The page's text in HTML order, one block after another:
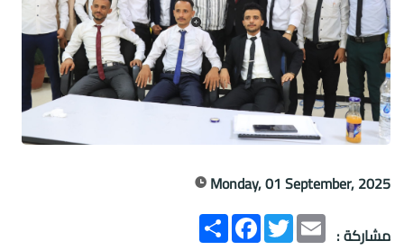
Monday, 01 September, 2025
مشاركة :
انشر
FacebookTwitter Email